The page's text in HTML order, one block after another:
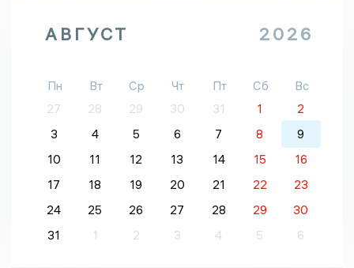
АВГУСТ 2026
Пн Вт Ср Чт Пт Сб
Вс
27
28 29 30 31 1
2
3
4 5 6 7 8
9
10
11 12 13 14 15
16
17
18 19 20 21 22
23
24
25 26 27 28 29
30
31
1 2 3 4 5 6